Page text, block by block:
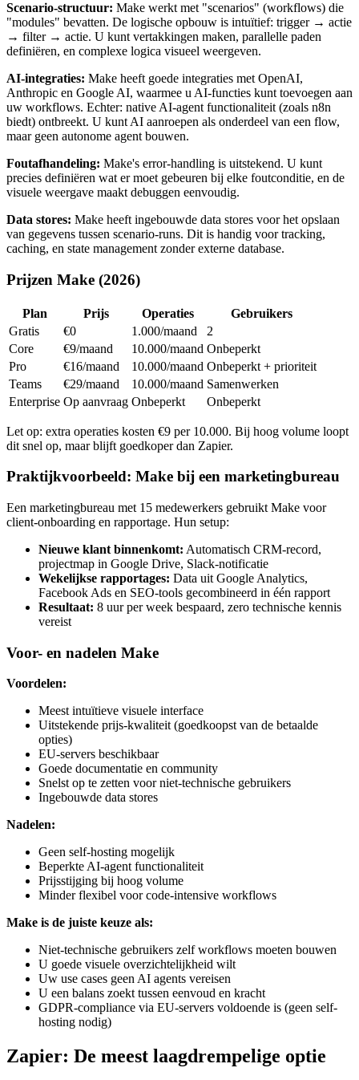
Scenario-structuur: Make werkt met "scenarios" (workflows) die
"modules" bevatten. De logische opbouw is intuïtief: trigger → actie
→ filter → actie. U kunt vertakkingen maken, parallelle paden
definiëren, en complexe logica visueel weergeven.
AI-integraties: Make heeft goede integraties met OpenAI,
Anthropic en Google AI, waarmee u AI-functies kunt toevoegen aan
uw workflows. Echter: native AI-agent functionaliteit (zoals n8n
biedt) ontbreekt. U kunt AI aanroepen als onderdeel van een flow,
maar geen autonome agent bouwen.
Foutafhandeling: Make's error-handling is uitstekend. U kunt
precies definiëren wat er moet gebeuren bij elke foutconditie, en de
visuele weergave maakt debuggen eenvoudig.
Data stores: Make heeft ingebouwde data stores voor het opslaan
van gegevens tussen scenario-runs. Dit is handig voor tracking,
caching, en state management zonder externe database.
Prijzen Make (2026)
Plan Prijs Operaties
Gebruikers
Gratis
€0 1.000/maand
2
Core
€9/maand 10.000/maand Onbeperkt
Pro
€16/maand 10.000/maand Onbeperkt + prioriteit
Teams
€29/maand 10.000/maand Samenwerken
Enterprise Op aanvraag Onbeperkt Onbeperkt
Let op: extra operaties kosten €9 per 10.000. Bij hoog volume loopt
dit snel op, maar blijft goedkoper dan Zapier.
Praktijkvoorbeeld: Make bij een marketingbureau
Een marketingbureau met 15 medewerkers gebruikt Make voor
client-onboarding en rapportage. Hun setup:
Nieuwe klant binnenkomt: Automatisch CRM-record,
projectmap in Google Drive, Slack-notificatie
Wekelijkse rapportages: Data uit Google Analytics,
Facebook Ads en SEO-tools gecombineerd in één rapport
Resultaat: 8 uur per week bespaard, zero technische kennis
vereist
Voor- en nadelen Make
Voordelen:
Meest intuïtieve visuele interface
Uitstekende prijs-kwaliteit (goedkoopst van de betaalde
opties)
EU-servers beschikbaar
Goede documentatie en community
Snelst op te zetten voor niet-technische gebruikers
Ingebouwde data stores
Nadelen:
Geen self-hosting mogelijk
Beperkte AI-agent functionaliteit
Prijsstijging bij hoog volume
Minder flexibel voor code-intensive workflows
Make is de juiste keuze als:
Niet-technische gebruikers zelf workflows moeten bouwen
U goede visuele overzichtelijkheid wilt
Uw use cases geen AI agents vereisen
U een balans zoekt tussen eenvoud en kracht
GDPR-compliance via EU-servers voldoende is (geen self-
hosting nodig)
Zapier: De meest laagdrempelige optie